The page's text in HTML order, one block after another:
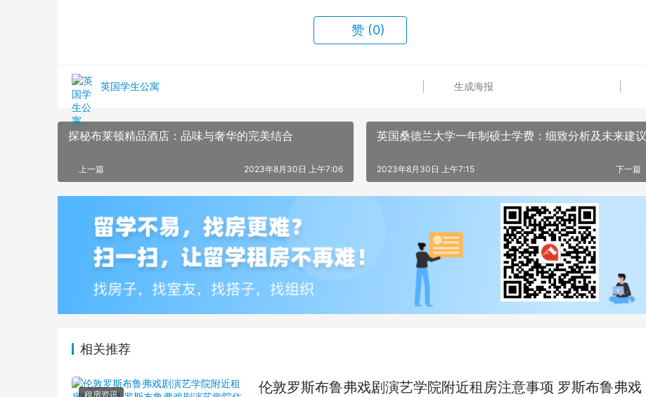
赞 (0)
英国学生公寓 生成海报
探秘布莱顿精品酒店：品味与奢华的完美结合
上一篇 2023年8月30日 上午7:06
英国桑德兰大学一年制硕士学费：细致分析及未来建议
下一篇
2023年8月30日 上午7:15
相关推荐
租房资讯
伦敦罗斯布鲁弗戏剧演艺学院附近租房注意事项 罗斯布鲁弗戏